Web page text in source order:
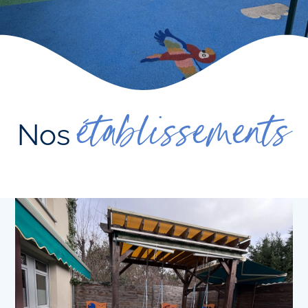
Nosétablissements